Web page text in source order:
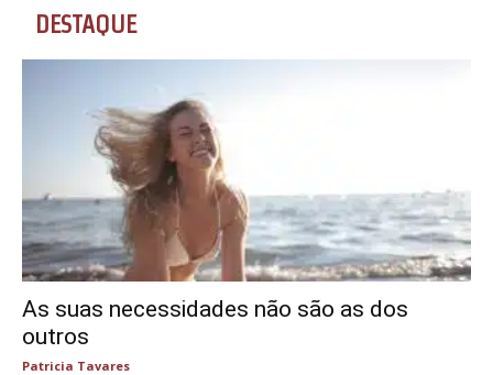
DESTAQUE
As suas necessidades não são as dos
outros
Patricia Tavares